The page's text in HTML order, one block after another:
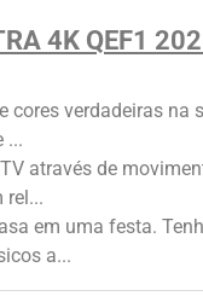
4K QEF1
cores verdadeiras na
...
através de
rel...
em uma festa.
a...